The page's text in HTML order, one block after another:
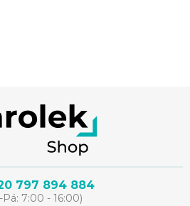
797 894 884
Pá: 7:00 - 16:00)